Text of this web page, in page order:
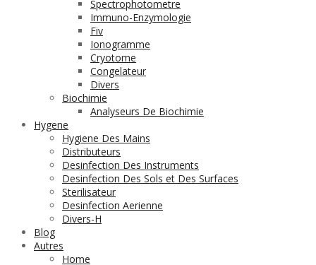
Spectrophotometre
Immuno-Enzymologie
Fiv
Ionogramme
Cryotome
Congelateur
Divers
Biochimie
Analyseurs De Biochimie
Hygene
Hygiene Des Mains
Distributeurs
Desinfection Des Instruments
Desinfection Des Sols et Des Surfaces
Sterilisateur
Desinfection Aerienne
Divers-H
Blog
Autres
Home